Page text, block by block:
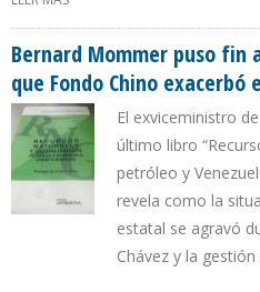
Bernard Mommer puso fin
que Fondo Chino exacerbó
El exviceministro
último libro
petróleo y
revela como la
estatal se agravó
Chávez y la